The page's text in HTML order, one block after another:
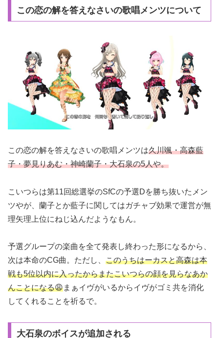
この恋の解を答えなさいの歌唱メンツについて
この恋の解を答えなさいの歌唱メンツは久川颯・高森藍
子・夢見りあむ・神崎蘭子・大石泉の5人や。
こいつらは第11回総選挙のSfCの予選Dを勝ち抜いたメン
ツやが、蘭子とか藍子に関してはガチャブ効果で運営が無
理矢理上位にねじ込んだようなもん。
予選グループの楽曲を全て発表し終わった形になるから、
次は本命のCG曲。ただし、 このうちはーカスと高森は本
戦も5位以内に入ったからまたこいつらの顔を見らなあか
んことになる😩まぁイヴがいるからイヴがゴミ共を消化
してくれることを祈るで。
大石泉のボイスが追加される